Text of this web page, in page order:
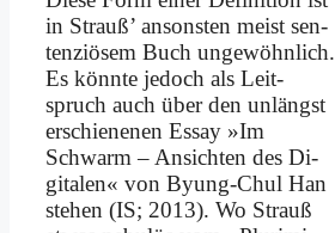
in Strauß’ an­son­sten meist sen­
ten­ziö­sem Buch un­ge­wöhn­lich.
Es könn­te je­doch als Leit­
spruch auch über den un­längst
er­schie­ne­nen Es­say »Im
Schwarm – An­sich­ten des Di­
gi­ta­len« von By­ung-Chul Han
ste­hen (IS; 2013). Wo Strauß